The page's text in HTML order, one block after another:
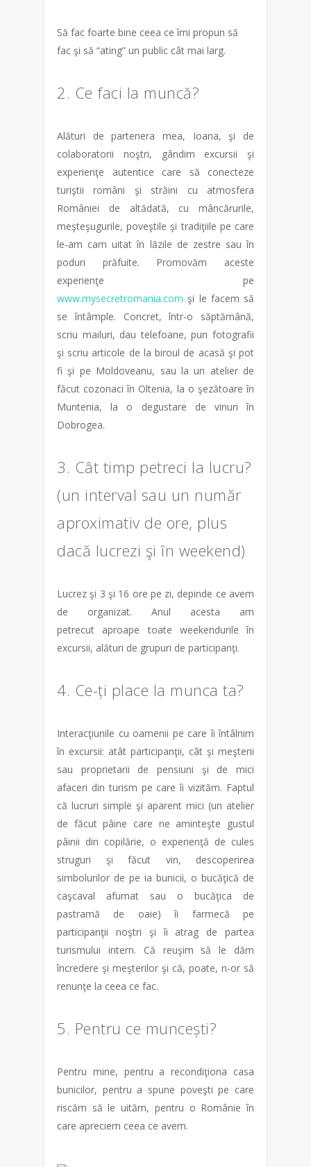
Să fac foarte bine ceea ce îmi propun să
fac şi să “ating” un public cât mai larg.
2. Ce faci la muncă?
Alături de partenera mea, Ioana, şi de
colaboratorii noştri, gândim excursii şi
experienţe autentice care să conecteze
turiştii români şi străini cu atmosfera
României de altădată, cu mâncărurile,
meşteşugurile, poveştile şi tradiţiile pe care
le-am cam uitat în lăzile de zestre sau în
poduri prăfuite. Promovăm aceste
experienţe pe
www.mysecretromania.com şi le facem să
se întâmple. Concret, într-o săptămână,
scriu mailuri, dau telefoane, pun fotografii
şi scriu articole de la biroul de acasă şi pot
fi şi pe Moldoveanu, sau la un atelier de
făcut cozonaci în Oltenia, la o şezătoare în
Muntenia, la o degustare de vinuri în
Dobrogea.
3. Cât timp petreci la lucru?
(un interval sau un număr
aproximativ de ore, plus
dacă lucrezi şi în weekend)
Lucrez şi 3 şi 16 ore pe zi, depinde ce avem
de organizat. Anul acesta am
petrecut aproape toate weekendurile în
excursii, alături de grupuri de participanţi.
4. Ce-ți place la munca ta?
Interacţiunile cu oamenii pe care îi întâlnim
în excursii: atât participanţii, cât şi meşterii
sau proprietarii de pensiuni şi de mici
afaceri din turism pe care îi vizităm. Faptul
că lucruri simple şi aparent mici (un atelier
de făcut pâine care ne aminteşte gustul
pâinii din copilărie, o experienţă de cules
struguri şi făcut vin, descoperirea
simbolurilor de pe ia bunicii, o bucăţică de
caşcaval afumat sau o bucăţica de
pastramă de oaie) îi farmecă pe
participanţii noştri şi îi atrag de partea
turismului intern. Că reuşim să le dăm
încredere şi meşterilor şi că, poate, n-or să
renunţe la ceea ce fac.
5. Pentru ce muncești?
Pentru mine, pentru a recondiţiona casa
bunicilor, pentru a spune poveşti pe care
riscăm să le uităm, pentru o Românie în
care apreciem ceea ce avem.